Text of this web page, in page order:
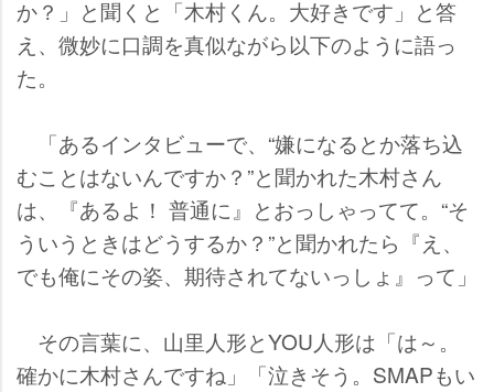
か？」と聞くと「木村くん。大好きです」と答
え、微妙に口調を真似ながら以下のように語っ
た。
「あるインタビューで、“嫌になるとか落ち込
むことはないんですか？”と聞かれた木村さん
は、『あるよ！ 普通に』とおっしゃってて。“そ
ういうときはどうするか？”と聞かれたら『え、
でも俺にその姿、期待されてないっしょ』って」
その言葉に、山里人形とYOU人形は「は～。
確かに木村さんですね」「泣きそう。SMAPもい